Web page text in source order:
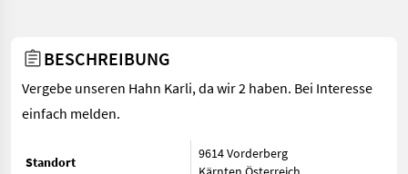
BESCHREIBUNG
Vergebe unseren Hahn Karli, da wir 2 haben. Bei Interesse
einfach melden.
Standort
9614 Vorderberg